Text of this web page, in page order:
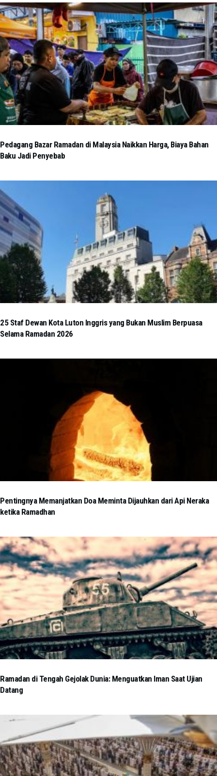
Pedagang Bazar Ramadan di Malaysia Naikkan Harga, Biaya Bahan
Baku Jadi Penyebab
25 Staf Dewan Kota Luton Inggris yang Bukan Muslim Berpuasa
Selama Ramadan 2026
Pentingnya Memanjatkan Doa Meminta Dijauhkan dari Api Neraka
ketika Ramadhan
Ramadan di Tengah Gejolak Dunia: Menguatkan Iman Saat Ujian
Datang